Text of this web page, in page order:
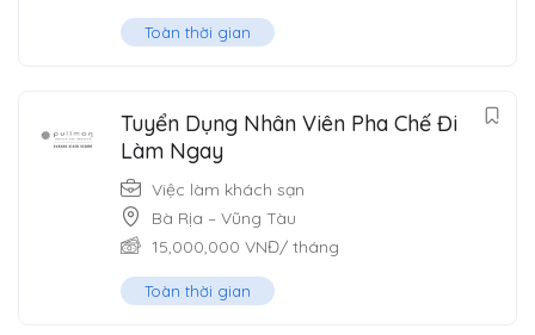
Toàn thời gian
Tuyển Dụng Nhân Viên Pha Chế Đi
Làm Ngay
Việc làm khách sạn
Bà Rịa – Vũng Tàu
15,000,000 VNĐ/ tháng
Toàn thời gian